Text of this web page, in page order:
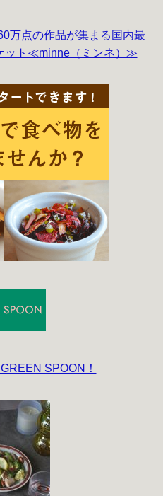
万点の作品が集まる国内最
ット≪minne（ミンネ）≫
SPOON！